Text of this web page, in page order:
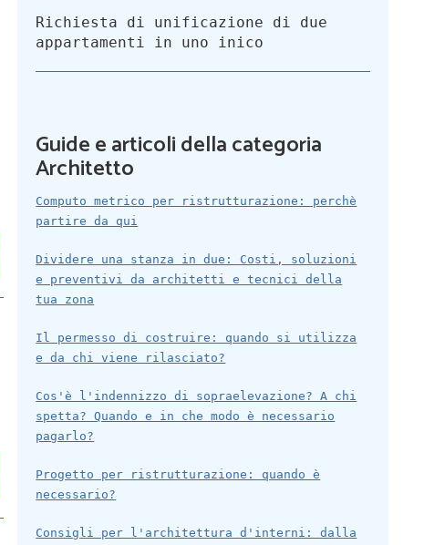
Richiesta di unificazione di due
appartamenti in uno inico
Guide e articoli della categoria
Architetto
Computo metrico per ristrutturazione: perchè
partire da qui
Dividere una stanza in due: Costi, soluzioni
e preventivi da architetti e tecnici della
tua zona
Il permesso di costruire: quando si utilizza
e da chi viene rilasciato?
Cos'è l'indennizzo di sopraelevazione? A chi
spetta? Quando e in che modo è necessario
pagarlo?
Progetto per ristrutturazione: quando è
necessario?
Consigli per l'architettura d'interni: dalla